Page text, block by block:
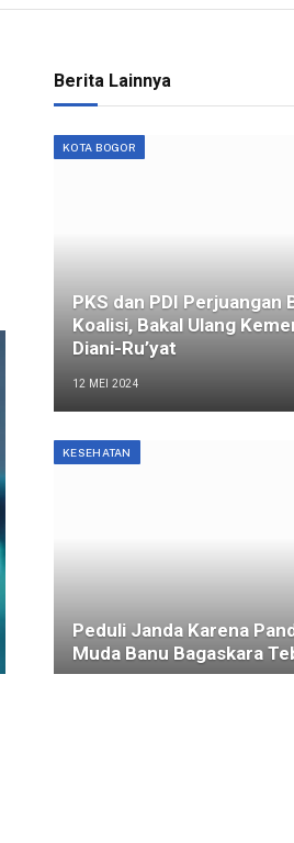
Berita Lainnya
KOTA BOGOR
PKS dan PDI Perjuangan
Koalisi, Bakal Ulang
Diani-Ru’yat
12 MEI 2024
KESEHATAN
Peduli Janda Karena
Muda Banu Bagaskara